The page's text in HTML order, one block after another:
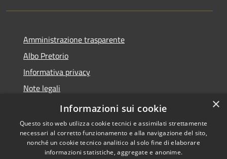
Amministrazione trasparente
Albo Pretorio
Informativa privacy
Note legali
Dichiarazione di accessibilità
Copyright © 2026 • Comune di
×
Informazioni sui cookie
Questo sito web utilizza cookie tecnici e assimilati strettamente
necessari al corretto funzionamento e alla navigazione del sito,
nonché un cookie tecnico analitico al solo fine di elaborare
informazioni statistiche, aggregate e anonime.